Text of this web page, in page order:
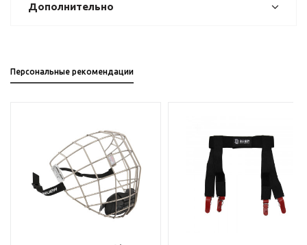
Дополнительно
Персональные рекомендации